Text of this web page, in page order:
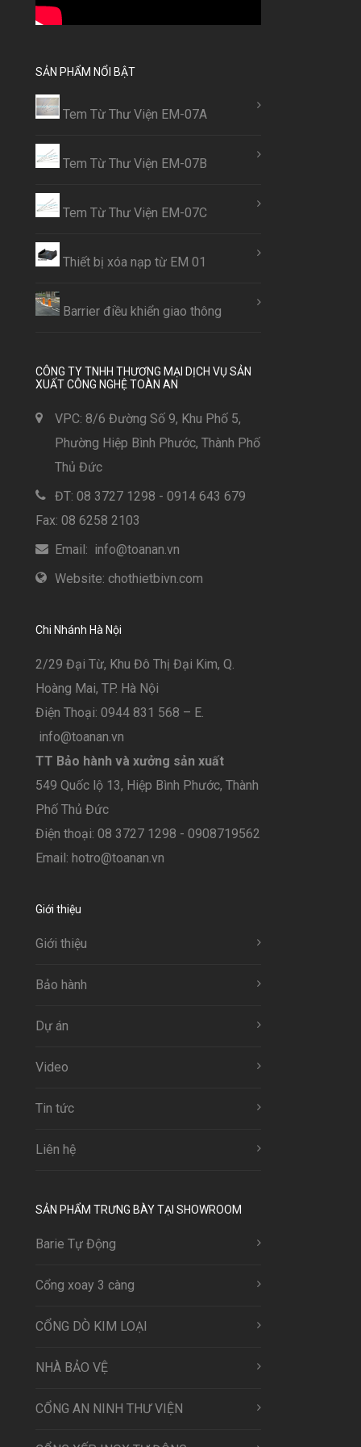
SẢN PHẨM NỔI BẬT
Tem Từ Thư Viện EM-07A
Tem Từ Thư Viện EM-07B
Tem Từ Thư Viện EM-07C
Thiết bị xóa nạp từ EM 01
Barrier điều khiển giao thông
CÔNG TY TNHH THƯƠNG MẠI DỊCH VỤ SẢN
XUẤT CÔNG NGHỆ TOÀN AN
VPC: 8/6 Đường Số 9, Khu Phố 5,
Phường Hiệp Bình Phước, Thành Phố
Thủ Đức
ĐT: 08 3727 1298 - 0914 643 679
Fax: 08 6258 2103
Email: info@toanan.vn
Website: chothietbivn.com
Chi Nhánh Hà Nội
2/29 Đại Từ, Khu Đô Thị Đại Kim, Q.
Hoàng Mai, TP. Hà Nội
Điện Thoại: 0944 831 568 – E.
info@toanan.vn
TT Bảo hành và xưởng sản xuất
549 Quốc lộ 13, Hiệp Bình Phước, Thành
Phố Thủ Đức
Điện thoại: 08 3727 1298 - 0908719562
Email: hotro@toanan.vn
Giới thiệu
Giới thiệu
Bảo hành
Dự án
Video
Tin tức
Liên hệ
SẢN PHẨM TRƯNG BÀY TẠI SHOWROOM
Barie Tự Động
Cổng xoay 3 càng
CỔNG DÒ KIM LOẠI
NHÀ BẢO VỆ
CỔNG AN NINH THƯ VIỆN